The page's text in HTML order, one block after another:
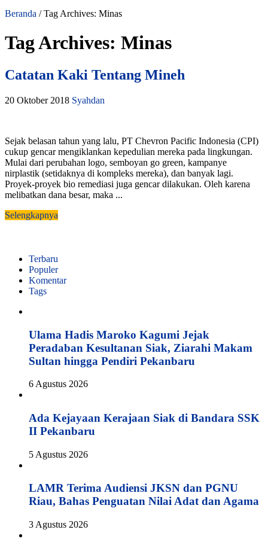
Beranda / Tag Archives: Minas
Tag Archives: Minas
Catatan Kaki Tentang Mineh
20 Oktober 2018 Syahdan
Sejak belasan tahun yang lalu, PT Chevron Pacific Indonesia (CPI)
cukup gencar mengiklankan kepedulian mereka pada lingkungan.
Mulai dari perubahan logo, semboyan go green, kampanye
nirplastik (setidaknya di kompleks mereka), dan banyak lagi.
Proyek-proyek bio remediasi juga gencar dilakukan. Oleh karena
melibatkan dana besar, maka ...
Selengkapnya
Terbaru
Populer
Komentar
Tags
Ulama Hadis Maroko Kagumi Jejak
Peradaban Kesultanan Siak, Ziarahi Makam
Sultan hingga Pendiri Pekanbaru
6 Agustus 2026
Ada Kejayaan Kerajaan Siak di Bandara SSK
II Pekanbaru
5 Agustus 2026
LAMR Terima Audiensi JKSN dan PGNU
Riau, Bahas Penguatan Nilai Adat dan Agama
3 Agustus 2026